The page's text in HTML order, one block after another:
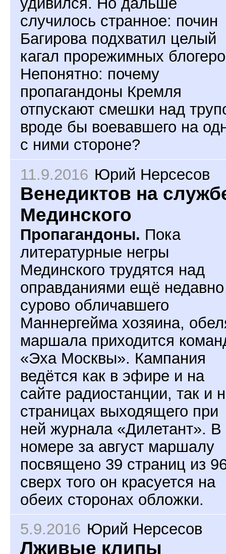
случилось странное: почин
Багирова подхватил целый
кагал прорежимных
Непонятно: почему
пропагандоны Кремля
отпускают смешки над
вроде бы воевавшего на
с ними стороне?
11.9.2016 Юрий Нерсесов
Венедиктов на
Мединского
Пропагандоны. Пока
литературные негры
Мединского трудятся над
оправданиями ещё недавно
сурово обличавшего
Маннергейма хозяина,
маршала приходится
«Эха Москвы». Кампания
ведётся как в эфире и на
сайте радиостанции, так и
страницах выходящего при
ней журнала «Дилетант». В
номере за август маршалу
посвящено 39 страниц из
сверх того он красуется на
обеих сторонах обложки.
5.9.2016 Юрий Нерсесов
Лживые клипы